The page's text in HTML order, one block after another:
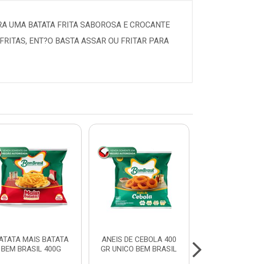
UMA BATATA FRITA SABOROSA E CROCANTE
ENT?O BASTA ASSAR OU FRITAR PARA
MAIS BATATA
BEM BRASIL 400G
ANEIS DE CEBOLA 400
GR UNICO BEM BRASIL